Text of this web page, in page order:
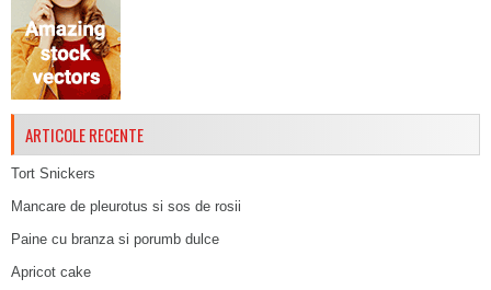
ARTICOLE RECENTE
Tort Snickers
Mancare de pleurotus si sos de rosii
Paine cu branza si porumb dulce
Apricot cake